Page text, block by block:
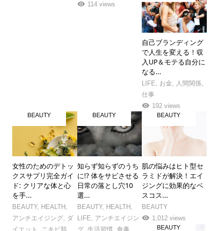
114 views
自己ブランディング
で人生を変える！収
入UP＆モテる自分に
なる...
LIFE お金 人間関係
仕事
192 views
女性のためのデトッ
クスサプリ完全ガイ
ド: クリアな体と心
を手...
BEAUTY, HEALTH
アンチエイジング,
ダ
イエット
ニキビ肌,
BEAUTY
知らず知らずのうち
に!? 体をサビさせる
日常の落とし穴10
選...
BEAUTY, HEALTH
LIFE
アンチエイジン
グ, 生活習慣, 食事
BEAUTY
肌の悩みはヒト型セ
ラミドが解決！エイ
ジングに効果的なベ
スコス...
BEAUTY
1,012 views
BEAUTY
BEAUTY